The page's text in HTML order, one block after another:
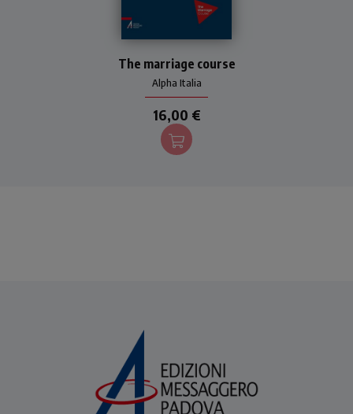
Alpha Italia
The marriage course
16,00 €